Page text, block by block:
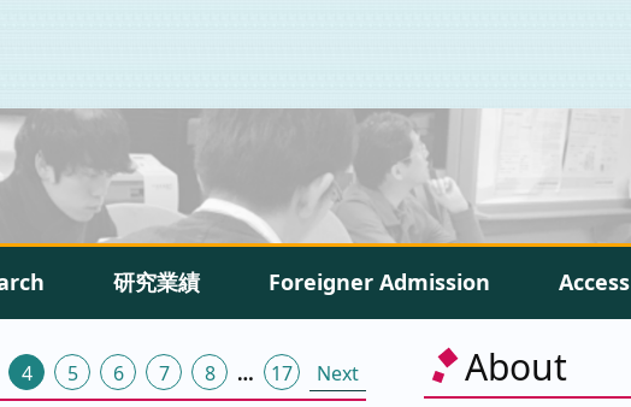
研究業績 Foreigner Admission Access
4 5 6 7 8 … 17 Next About